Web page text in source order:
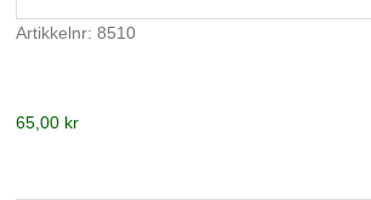
Artikkelnr: 8510
65,00 kr